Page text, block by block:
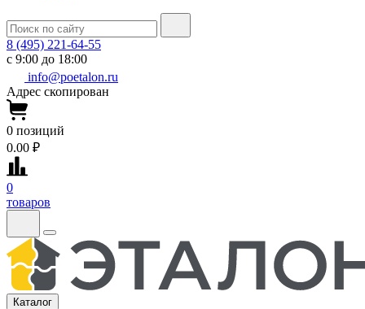
8 (495) 221-64-55
с 9:00 до 18:00
info@poetalon.ru
Адрес скопирован
0 позиций
0.00 ₽
0
товаров
Каталог